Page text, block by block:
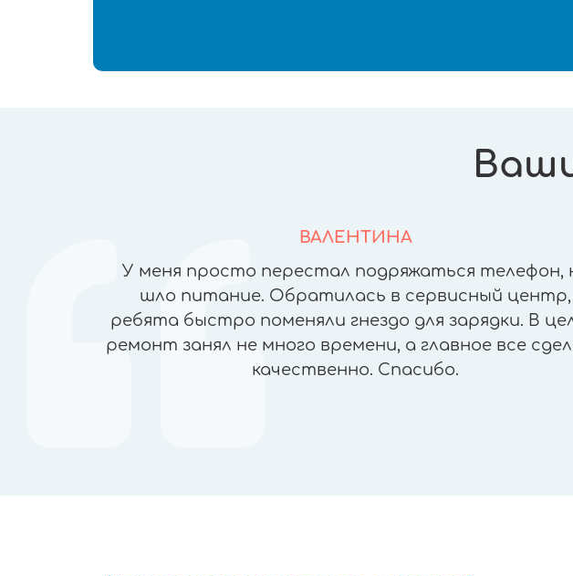
ВАЛЕНТИНА
У меня просто перестал подряжаться телефон,
шло питание. Обратилась в сервисный центр,
ребята быстро поменяли гнездо для зарядки. В
ремонт занял не много времени, а главное все
качественно. Спасибо.